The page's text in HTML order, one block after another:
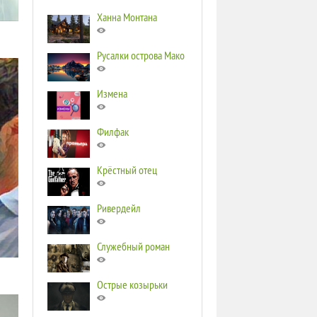
Ханна Монтана
Русалки острова Мако
Измена
Филфак
Крёстный отец
Ривердейл
Служебный роман
Острые козырьки